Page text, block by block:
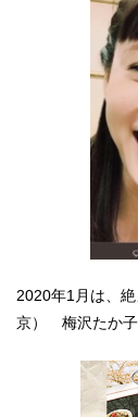
2020年1月は、
京） 梅沢たか子